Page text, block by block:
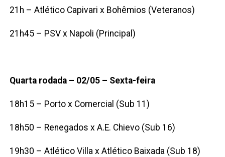
21h – Atlético Capivari x Bohêmios (Veteranos)
21h45 – PSV x Napoli (Principal)
Quarta rodada – 02/05 – Sexta-feira
18h15 – Porto x Comercial (Sub 11)
18h50 – Renegados x A.E. Chievo (Sub 16)
19h30 – Atlético Villa x Atlético Baixada (Sub 18)